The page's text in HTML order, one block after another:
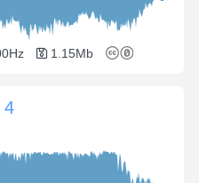
1.15Mb
4